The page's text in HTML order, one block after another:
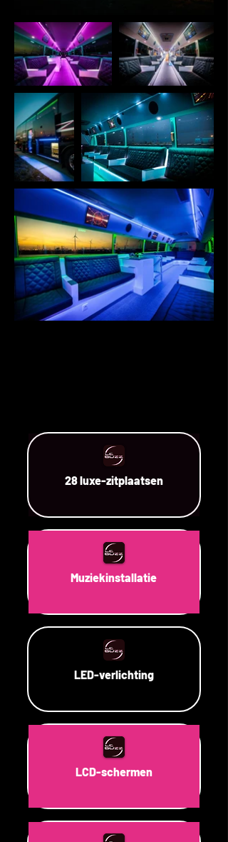
28 luxe-zitplaatsen
Muziekinstallatie
LED-verlichting
LCD-schermen